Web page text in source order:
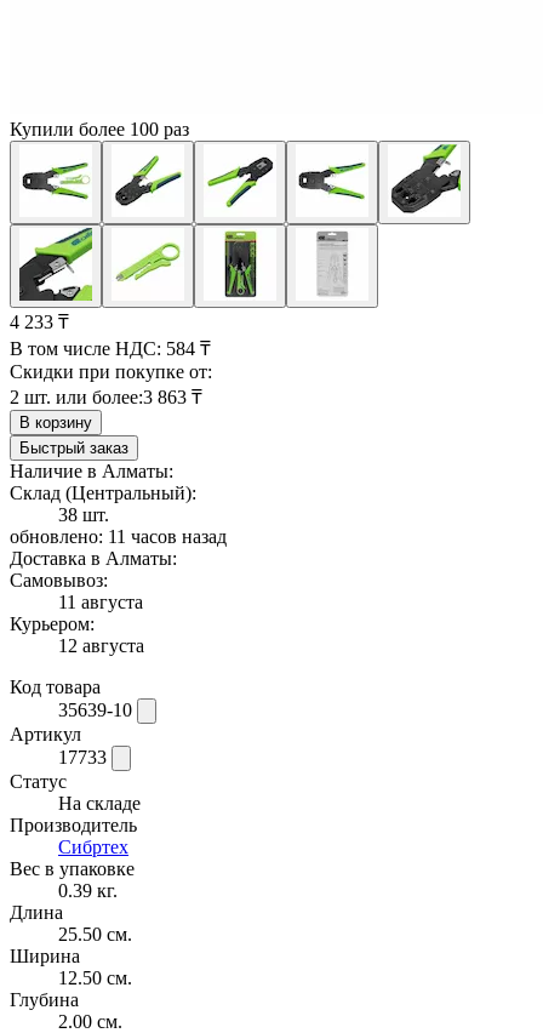
Купили более 100 раз
4 233 ₸
В том числе НДС: 584 ₸
Скидки при покупке от:
2 шт. или более:3 863 ₸
В корзину
Быстрый заказ
Наличие в Алматы:
Склад (Центральный):
38 шт.
обновлено: 11 часов назад
Доставка в Алматы:
Самовывоз:
11 августа
Курьером:
12 августа
Код товара
35639-10
Артикул
17733
Статус
На складе
Производитель
Сибртех
Вес в упаковке
0.39 кг.
Длина
25.50 см.
Ширина
12.50 см.
Глубина
2.00 см.